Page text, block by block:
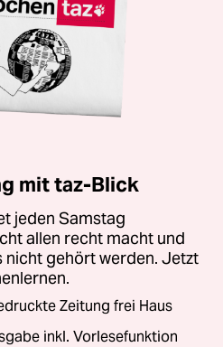
mit taz-Blick
jeden Samstag
allen recht macht und
nicht gehört werden. Jetzt
Zeitung frei Haus
inkl. Vorlesefunktion